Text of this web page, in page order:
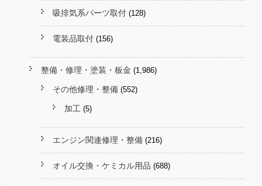
吸排気系パーツ取付 (128)
電装品取付 (156)
整備・修理・塗装・板金 (1,986)
その他修理・整備 (552)
加工 (5)
エンジン関連修理・整備 (216)
オイル交換・ケミカル用品 (688)